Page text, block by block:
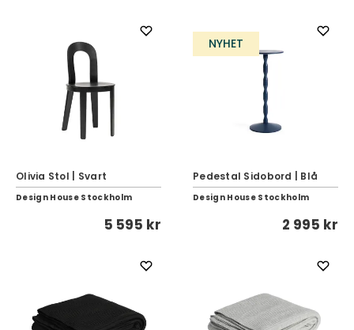
Olivia Stol | Svart
Design House Stockholm
5 595 kr
NYHET
Pedestal Sidobord | Blå
Design House Stockholm
2 995 kr